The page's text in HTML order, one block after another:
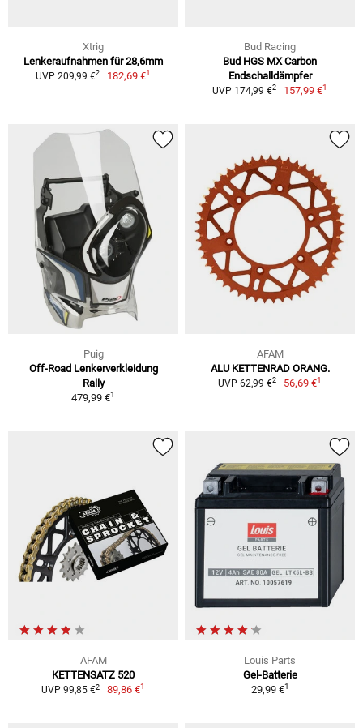
Xtrig
Lenkeraufnahmen für 28,6mm
UVP 209,99 €2 182,69 €1
Bud Racing
Bud HGS MX Carbon
Endschalldämpfer
UVP 174,99 €2 157,99 €1
Puig
Off-Road Lenkerverkleidung
Rally
479,99 €1
AFAM
ALU KETTENRAD ORANG.
UVP 62,99 €2 56,69 €1
AFAM
KETTENSATZ 520
UVP 99,85 €2 89,86 €1
Louis Parts
Gel-Batterie
29,99 €1